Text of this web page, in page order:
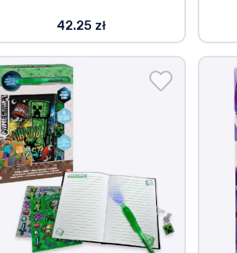
42.25 zł